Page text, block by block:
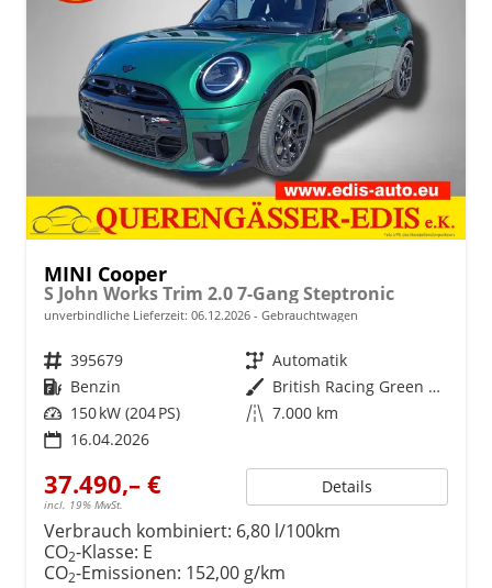
MINI Cooper
S John Works Trim 2.0 7-Gang Steptronic
unverbindliche Lieferzeit: 06.12.2026 Gebrauchtwagen
Fahrzeugnr. 395679 Getriebe Automatik
Kraftstoff Benzin Außenfarbe
British Racing Green metallic
Leistung 150 kW (204 PS) Kilometerstand 7.000 km
16.04.2026
37.490,– €
incl. 19% MwSt.
Details
Verbrauch kombiniert: 6,80 l/100km
CO2-Klasse: E
CO2-Emissionen: 152,00 g/km